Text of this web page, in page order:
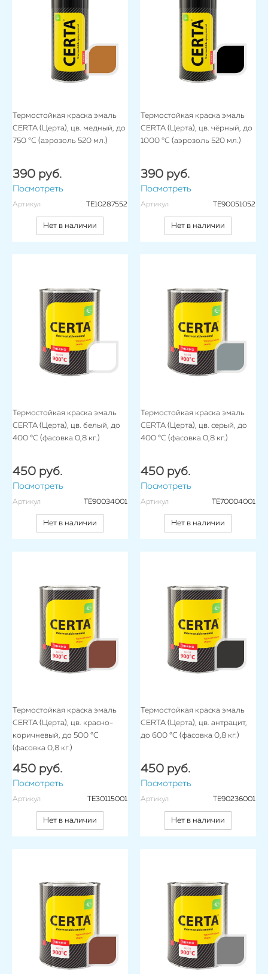
Термостойкая краска эмаль
CERTA (Церта), цв. медный, до
750 °C (аэрозоль 520 мл.)
390 руб.
Посмотреть
Артикул TE10287552
Нет в наличии
Термостойкая краска эмаль
CERTA (Церта), цв. чёрный, до
1000 °C (аэрозоль 520 мл.)
390 руб.
Посмотреть
Артикул TE90051052
Нет в наличии
Термостойкая краска эмаль
CERTA (Церта), цв. белый, до
400 °C (фасовка 0,8 кг.)
450 руб.
Посмотреть
Артикул TE90034001
Нет в наличии
Термостойкая краска эмаль
CERTA (Церта), цв. серый, до
400 °C (фасовка 0,8 кг.)
450 руб.
Посмотреть
Артикул TE70004001
Нет в наличии
Термостойкая краска эмаль
CERTA (Церта), цв. красно-
коричневый, до 500 °C
(фасовка 0,8 кг.)
450 руб.
Посмотреть
Артикул TE30115001
Нет в наличии
Термостойкая краска эмаль
CERTA (Церта), цв. антрацит,
до 600 °C (фасовка 0,8 кг.)
450 руб.
Посмотреть
Артикул TE90236001
Нет в наличии